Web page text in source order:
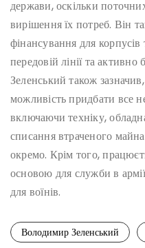
держави, оскільки
вирішення їх потреб. Він
фінансування для
передовій лінії та активно
Зеленський також
можливість придбати все
включаючи техніку,
списання втраченого
окремо. Крім того,
основою для служби в
для воїнів.
Володимир Зеленський